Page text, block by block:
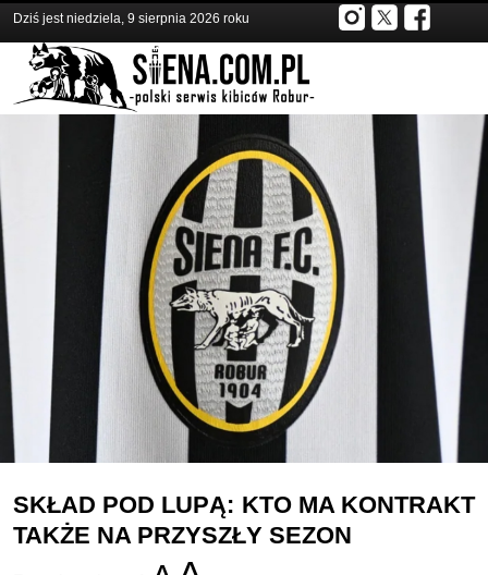
Dziś jest niedziela, 9 sierpnia 2026 roku
SKŁAD POD LUPĄ: KTO MA KONTRAKT
TAKŻE NA PRZYSZŁY SEZON